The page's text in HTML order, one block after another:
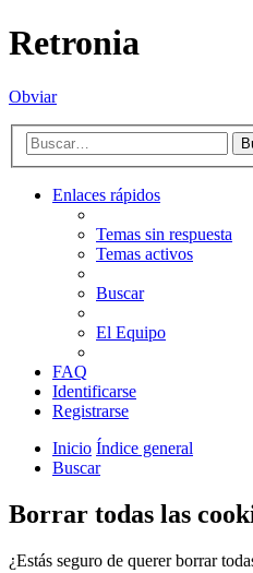
Retronia
Obviar
Enlaces rápidos
Temas sin respuesta
Temas activos
Buscar
El Equipo
FAQ
Identificarse
Registrarse
Inicio Índice general
Buscar
Borrar todas las
¿Estás seguro de querer borrar